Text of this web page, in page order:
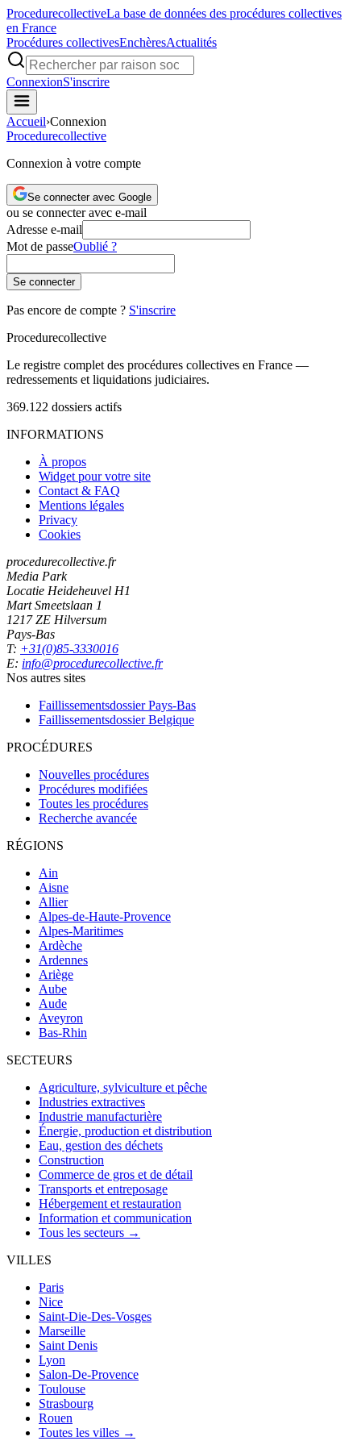
ProcedurecollectiveLa base de données des procédures collectives
en France
Procédures collectivesEnchèresActualités
ConnexionS'inscrire
Accueil›Connexion
Procedurecollective
Connexion à votre compte
Se connecter avec Google
ou se connecter avec e-mail
Adresse e-mail
Mot de passeOublié ?
Se connecter
Pas encore de compte ? S'inscrire
Procedurecollective
Le registre complet des procédures collectives en France —
redressements et liquidations judiciaires.
369.122 dossiers actifs
INFORMATIONS
À propos
Widget pour votre site
Contact & FAQ
Mentions légales
Privacy
Cookies
procedurecollective.fr
Media Park
Locatie Heideheuvel H1
Mart Smeetslaan 1
1217 ZE Hilversum
Pays-Bas
T: +31(0)85-3330016
E: info@procedurecollective.fr
Nos autres sites
Faillissementsdossier Pays-Bas
Faillissementsdossier Belgique
PROCÉDURES
Nouvelles procédures
Procédures modifiées
Toutes les procédures
Recherche avancée
RÉGIONS
Ain
Aisne
Allier
Alpes-de-Haute-Provence
Alpes-Maritimes
Ardèche
Ardennes
Ariège
Aube
Aude
Aveyron
Bas-Rhin
SECTEURS
Agriculture, sylviculture et pêche
Industries extractives
Industrie manufacturière
Énergie, production et distribution
Eau, gestion des déchets
Construction
Commerce de gros et de détail
Transports et entreposage
Hébergement et restauration
Information et communication
Tous les secteurs →
VILLES
Paris
Nice
Saint-Die-Des-Vosges
Marseille
Saint Denis
Lyon
Salon-De-Provence
Toulouse
Strasbourg
Rouen
Toutes les villes →